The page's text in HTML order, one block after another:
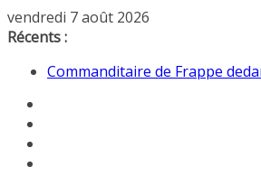
Passer
au
vendredi 7 août 2026
Récents :
Commanditaire de Frappe